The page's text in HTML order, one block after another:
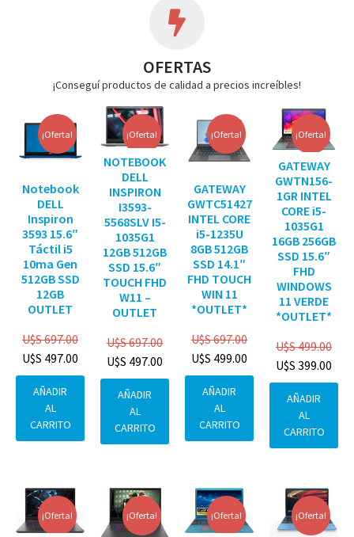
OFERTAS
¡Conseguí productos de calidad a precios increíbles!
¡Oferta!
Notebook
DELL
Inspiron
3593 15.6″
Táctil i5
10ma Gen
512GB SSD
12GB
OUTLET
U$S697.00
U$S 497.00
AÑADIR
AL
CARRITO
¡Oferta!
NOTEBOOK
DELL
INSPIRON
I3593-
5568SLV I5-
1035G1
12GB 512GB
SSD 15.6″
TOUCH FHD
W11 –
OUTLET
U$S697.00
U$S 497.00
AÑADIR
AL
CARRITO
¡Oferta!
GATEWAY
GWTC51427
INTEL CORE
i5-1235U
8GB 512GB
SSD 14.1″
FHD TOUCH
WIN 11
*OUTLET*
U$S697.00
U$S 499.00
AÑADIR
AL
CARRITO
¡Oferta!
GATEWAY
GWTN156-
1GR INTEL
CORE i5-
1035G1
16GB 256GB
SSD 15.6″
FHD
WINDOWS
11 VERDE
*OUTLET*
U$S499.00
U$S 399.00
AÑADIR
AL
CARRITO
¡Oferta! ¡Oferta! ¡Oferta! ¡Oferta!